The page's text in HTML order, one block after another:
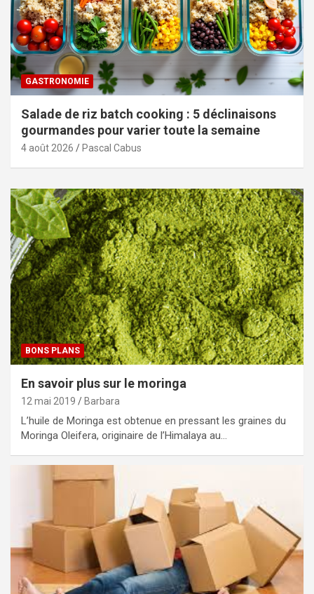
GASTRONOMIE
Salade de riz batch cooking : 5 déclinaisons
gourmandes pour varier toute la semaine
4 août 2026 Pascal Cabus
BONS PLANS
En savoir plus sur le moringa
12 mai 2019 Barbara
L’huile de Moringa est obtenue en pressant les graines du
Moringa Oleifera, originaire de l’Himalaya au…